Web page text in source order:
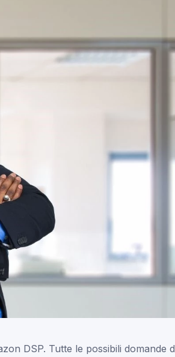
DSP. Tutte le possibili domande